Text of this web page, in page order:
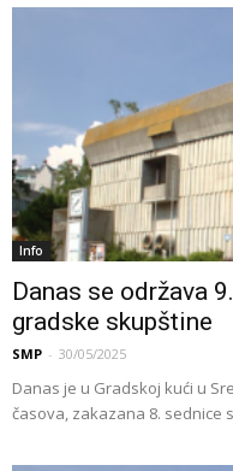
Info
Danas se održava
gradske skupštine
SMP - 30/05/2025
Danas je u Gradskoj kući u
časova, zakazana 8. sednice